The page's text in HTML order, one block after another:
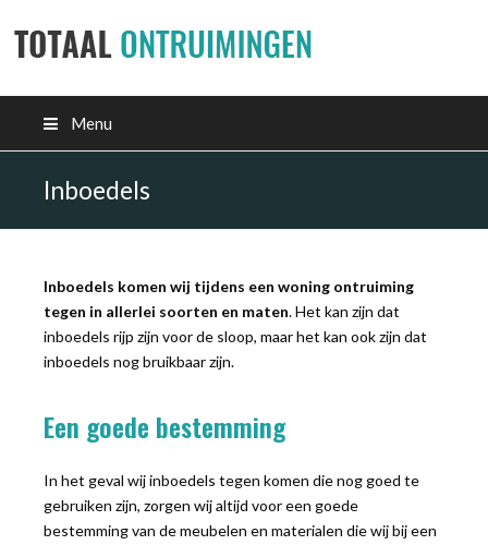
Menu
Inboedels
Inboedels komen wij tijdens een woning ontruiming
tegen in allerlei soorten en maten. Het kan zijn dat
inboedels rijp zijn voor de sloop, maar het kan ook zijn dat
inboedels nog bruikbaar zijn.
Een goede bestemming
In het geval wij inboedels tegen komen die nog goed te
gebruiken zijn, zorgen wij altijd voor een goede
bestemming van de meubelen en materialen die wij bij een